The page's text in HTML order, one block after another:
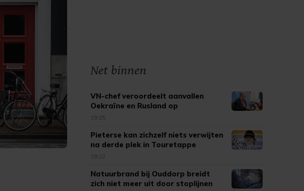
Net binnen
VN-chef veroordeelt aanvallen
Oekraïne en Rusland op
burgerdoelen
19:25
Pieterse kan zichzelf niets verwijten
na derde plek in Touretappe
19:22
Natuurbrand bij Ouddorp breidt
zich niet meer uit door stoplijnen